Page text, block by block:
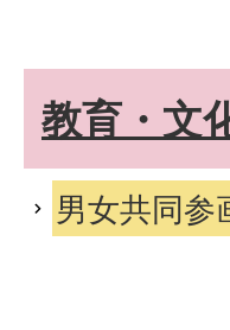
教育・文
男女共同参